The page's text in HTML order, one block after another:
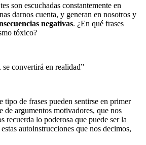
son escuchadas constantemente en
darnos cuenta, y generan en nosotros y
negativas. ¿En qué frases
tóxico?
convertirá en realidad”
tipo de frases pueden sentirse en primer
de argumentos motivadores, que nos
recuerda lo poderosa que puede ser la
autoinstrucciones que nos decimos,